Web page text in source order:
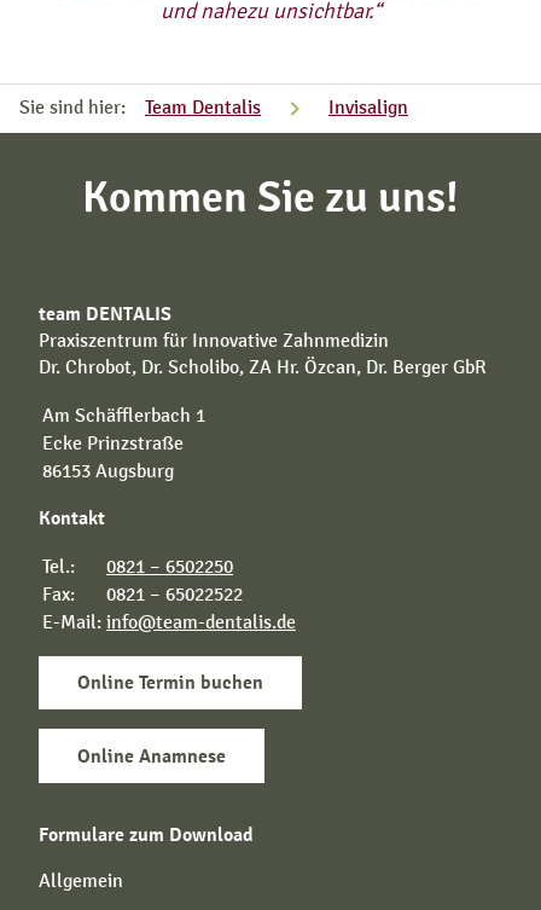
und nahezu unsichtbar.“
Sie sind hier: Team Dentalis Invisalign
Kommen Sie zu uns!
team DENTALIS
Praxiszentrum für Innovative Zahnmedizin
Dr. Chrobot, Dr. Scholibo, ZA Hr. Özcan, Dr. Berger GbR
Am Schäfflerbach 1
Ecke Prinzstraße
86153 Augsburg
Kontakt
Tel.:
0821 – 6502250
Fax:
0821 – 65022522
E-Mail: info@team-dentalis.de
Online Termin buchen
Online Anamnese
Formulare zum Download
Allgemein